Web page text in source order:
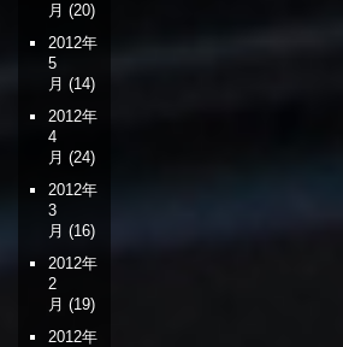
月 (20)
2012年
5
月 (14)
2012年
4
月 (24)
2012年
3
月 (16)
2012年
2
月 (19)
2012年